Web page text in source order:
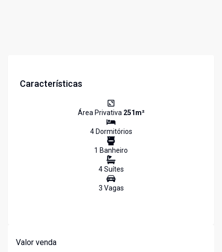
Características
Área Privativa 251m²
4Dormitórios
1 Banheiro
4Suítes
3 Vagas
Valor venda